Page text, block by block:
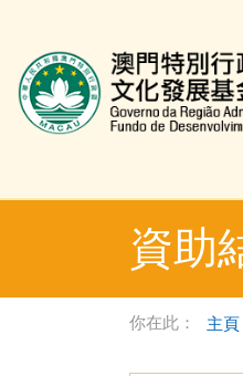
文化發展基金網頁
資助
你在此： 主頁